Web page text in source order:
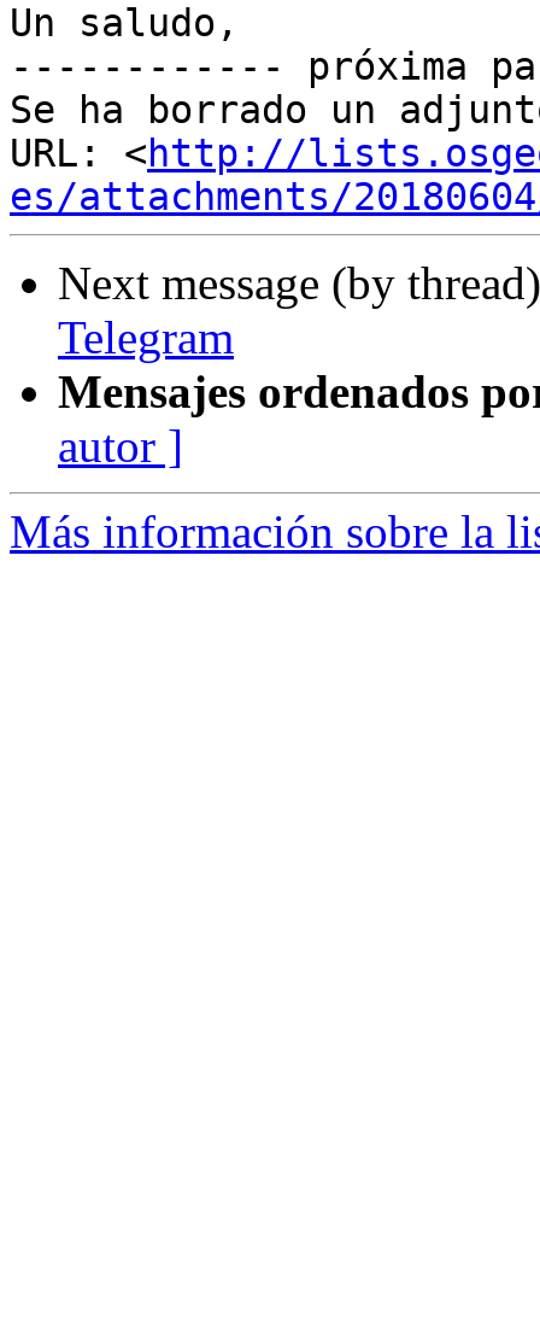
Un saludo,
------------ próxima
Se ha borrado un
URL: <http://
es/attachments/
Next message (by
Telegram
Mensajes ordenados
autor ]
Más información sobre la